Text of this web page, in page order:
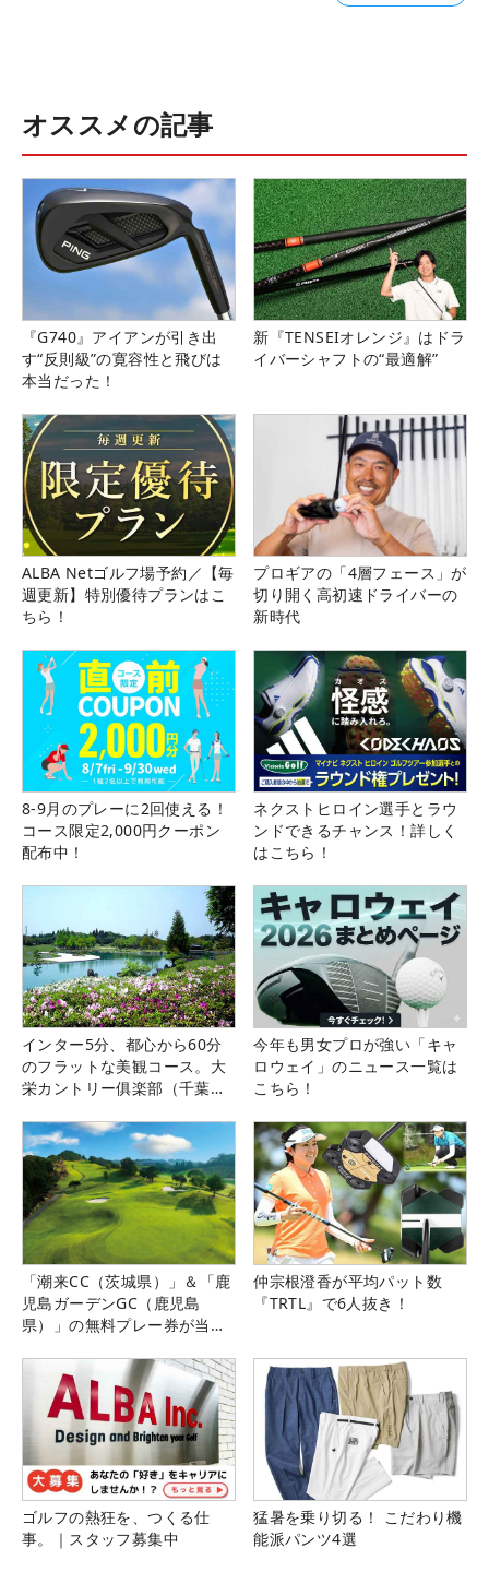
オススメの記事
『G740』アイアンが引き出
す“反則級”の寛容性と飛びは
本当だった！
新『TENSEIオレンジ』はドラ
イバーシャフトの“最適解”
ALBA Netゴルフ場予約／【毎
週更新】特別優待プランはこ
ちら！
プロギアの「4層フェース」が
切り開く高初速ドライバーの
新時代
8-9月のプレーに2回使える！
コース限定2,000円クーポン
配布中！
ネクストヒロイン選手とラウ
ンドできるチャンス！詳しく
はこちら！
インター5分、都心から60分
のフラットな美観コース。大
栄カントリー俱楽部（千葉
今年も男女プロが強い「キャ
ロウェイ」のニュース一覧は
こちら！
「潮来CC（茨城県）」＆「鹿
児島ガーデンGC（鹿児島
県）」の無料プレー券が当た
仲宗根澄香が平均パット数
『TRTL』で6人抜き！
ゴルフの熱狂を、つくる仕
事。｜スタッフ募集中
猛暑を乗り切る！ こだわり機
能派パンツ4選